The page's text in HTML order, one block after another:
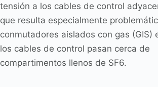
tensión a los cables de control
que resulta especialmente
conmutadores aislados con gas (GIS)
los cables de control pasan cerca de
compartimentos llenos de SF6.